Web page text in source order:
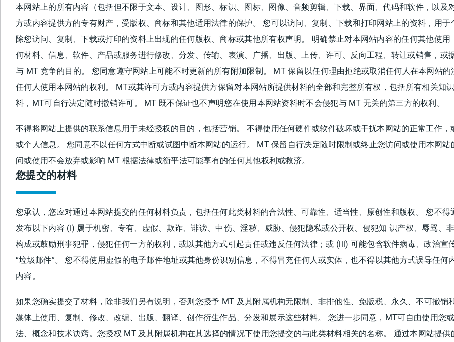
本网站上的所有内容（包括但不限于文本、设计、图形、标识、图标、图像、音频剪辑、下载、界面、代码和软件，以及
方或内容提供方的专有财产，受版权、商标和其他适用法律的保护。 您可以访问、复制、下载和打印网站上的资料，用
除您访问、复制、下载或打印的资料上出现的任何版权、商标或其他所有权声明。 明确禁止对本网站内容的任何其他使
何材料、信息、软件、产品或服务进行修改、分发、传输、表演、广播、出版、上传、许可、反向工程、转让或销售，或
与 MT 竞争的目的。 您同意遵守网站上可能不时更新的所有附加限制。 MT 保留以任何理由拒绝或取消任何人在本网站
任何人使用本网站的权利。 MT或其许可方或内容提供方保留对本网站所提供材料的全部和完整所有权，包括所有相关知
料，MT可自行决定随时撤销许可。 MT 既不保证也不声明您在使用本网站资料时不会侵犯与 MT 无关的第三方的权利。
不得将网站上提供的联系信息用于未经授权的目的，包括营销。 不得使用任何硬件或软件破坏或干扰本网站的正常工作
或个人信息。 您同意不以任何方式中断或试图中断本网站的运行。 MT 保留自行决定随时限制或终止您访问或使用本网
问或使用不会放弃或影响 MT 根据法律或衡平法可能享有的任何其他权利或救济。
您提交的材料
您承认，您应对通过本网站提交的任何材料负责，包括任何此类材料的合法性、可靠性、适当性、原创性和版权。 您不
发布以下内容 (i) 属于机密、专有、虚假、欺诈、诽谤、中伤、淫秽、威胁、侵犯隐私或公开权、侵犯知 识产权、辱骂、
构成或鼓励刑事犯罪，侵犯任何一方的权利，或以其他方式引起责任或违反任何法律；或 (iii) 可能包含软件病毒、政治宣
“垃圾邮件”。 您不得使用虚假的电子邮件地址或其他身份识别信息，不得冒充任何人或实体，也不得以其他方式误导任何
内容。
如果您确实提交了材料，除非我们另有说明，否则您授予 MT 及其附属机构无限制、非排他性、免版税、永久、不可撤销
媒体上使用、复制、修改、改编、出版、翻译、创作衍生作品、分发和展示这些材料。 您进一步同意，MT可自由使用您
法、概念和技术诀窍。您授权 MT 及其附属机构在其选择的情况下使用您提交的与此类材料相关的名称。 通过本网站提